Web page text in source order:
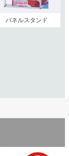
パネルスタンド